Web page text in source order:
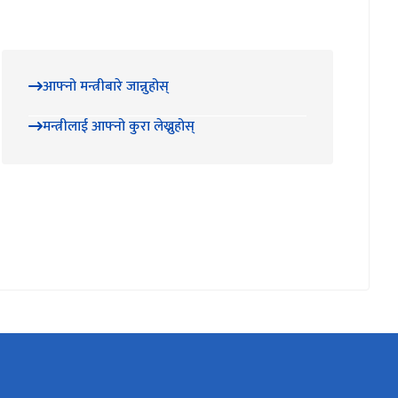
आफ्नो मन्त्रीबारे जान्नुहोस्
मन्त्रीलाई आफ्नो कुरा लेख्नुहोस्